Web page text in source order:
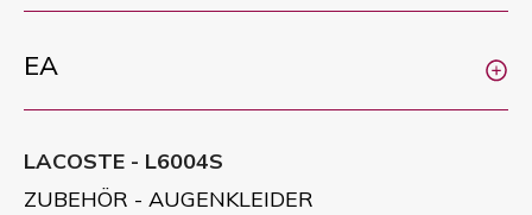
EA
LACOSTE - L6004S
ZUBEHÖR - AUGENKLEIDER